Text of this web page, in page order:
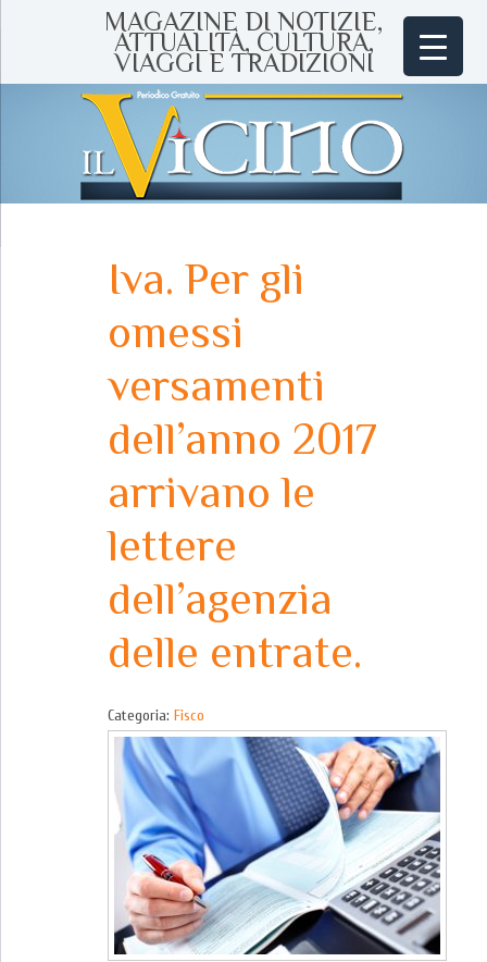
MAGAZINE DI NOTIZIE,
ATTUALITÀ, CULTURA,
VIAGGI E TRADIZIONI
Iva. Per gli
omessi
versamenti
dell’anno 2017
arrivano le
lettere
dell’agenzia
delle entrate.
Categoria: Fisco